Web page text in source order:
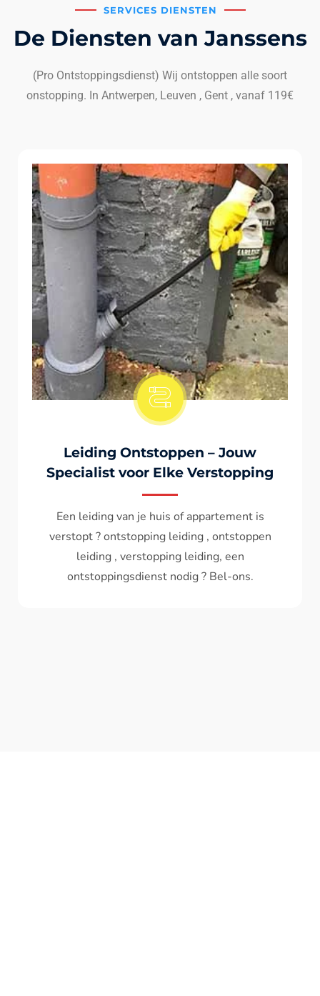
SERVICES DIENSTEN
De Diensten van Janssens
(Pro Ontstoppingsdienst) Wij ontstoppen alle soort
onstopping. In Antwerpen, Leuven , Gent , vanaf 119€
Onstopping Van Wc-Tiolet
Wc spoelt niet meer door ? het water komt
terug ? ontstoppen wc , ontstopping wc , wc
verstopt , een ontstoppingsdienst nodig ?
Bel - ons ? V.A 119€